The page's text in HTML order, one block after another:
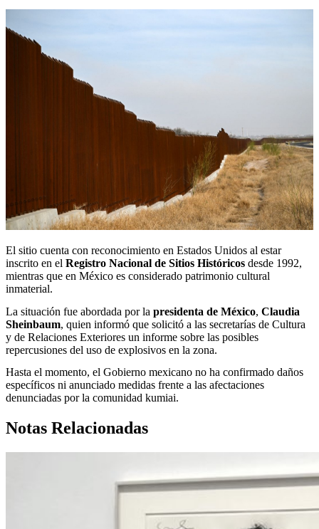
El sitio cuenta con reconocimiento en Estados Unidos al estar
inscrito en el Registro Nacional de Sitios Históricos desde 1992,
mientras que en México es considerado patrimonio cultural
inmaterial.
La situación fue abordada por la presidenta de México, Claudia
Sheinbaum, quien informó que solicitó a las secretarías de Cultura
y de Relaciones Exteriores un informe sobre las posibles
repercusiones del uso de explosivos en la zona.
Hasta el momento, el Gobierno mexicano no ha confirmado daños
específicos ni anunciado medidas frente a las afectaciones
denunciadas por la comunidad kumiai.
Notas Relacionadas